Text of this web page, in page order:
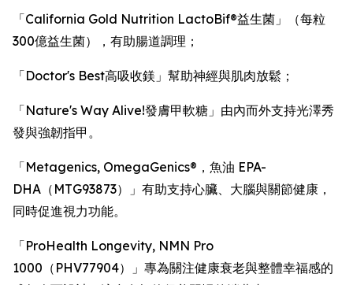
「California Gold Nutrition LactoBif®益生菌」（每粒
300億益生菌），有助腸道調理；
「Doctor's Best高吸收鎂」幫助神經與肌肉放鬆；
「Nature's Way Alive!發膚甲軟糖」由內而外支持光澤秀
發與強韌指甲。
「Metagenics, OmegaGenics®，魚油 EPA-
DHA（MTG93873）」有助支持心臟、大腦與關節健康，
同時促進視力功能。
「ProHealth Longevity, NMN Pro
1000（PHV77904）」專為關注健康衰老與整體幸福感的